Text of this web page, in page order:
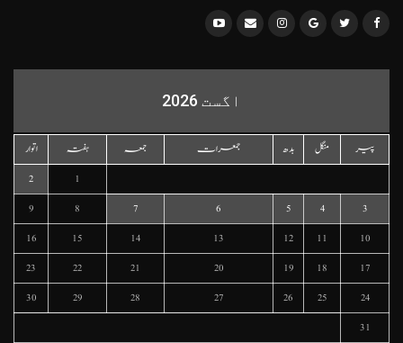
اگست 2026
پیر منگل بدھ جمعرات جمعہ ہفتہ
اتوار
1
2
3
4
5
6
7
8
9
10
11
12
13
14
15
16
17
18
19
20
21
22
23
24
25
26
27
28
29
30
31